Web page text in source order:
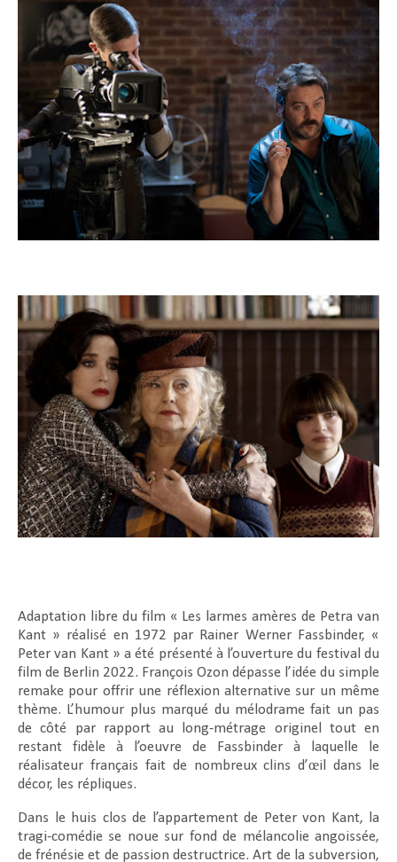
Adaptation libre du film « Les larmes amères de Petra van
Kant » réalisé en 1972 par Rainer Werner Fassbinder, «
Peter van Kant » a été présenté à l’ouverture du festival du
film de Berlin 2022. François Ozon dépasse l’idée du simple
remake pour offrir une réflexion alternative sur un même
thème. L’humour plus marqué du mélodrame fait un pas
de côté par rapport au long-métrage originel tout en
restant fidèle à l’oeuvre de Fassbinder à laquelle le
réalisateur français fait de nombreux clins d’œil dans le
décor, les répliques.
Dans le huis clos de l’appartement de Peter von Kant, la
tragi-comédie se noue sur fond de mélancolie angoissée,
de frénésie et de passion destructrice. Art de la subversion,